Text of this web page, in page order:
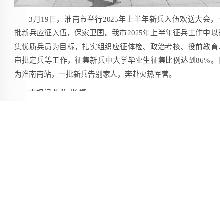
3月19日，淮南市举行2025年上半年新兵入伍欢送大会，
批新兵应征入伍，保家卫国。我市2025年上半年征兵工作中以
集优质兵员为目标，扎实组织应征体检、政治考核、役前教育
审批定兵等工作，征集新兵中大学毕业生征集比例达到86%。
为淮南南站，一批新兵告别家人，奔赴火热军营。
本报记者 陈 彬 摄